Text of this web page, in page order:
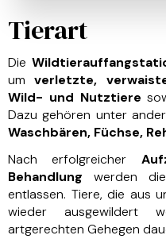
Tierart
Die
umverletzte,
Wild- und Nutztiere
Dazu gehören unter
Waschbären, Füchse,
Nach erfolgreicher
Behandlung werden
entlassen. Tiere, die aus
wieder ausgewildert
artgerechten Gehegen